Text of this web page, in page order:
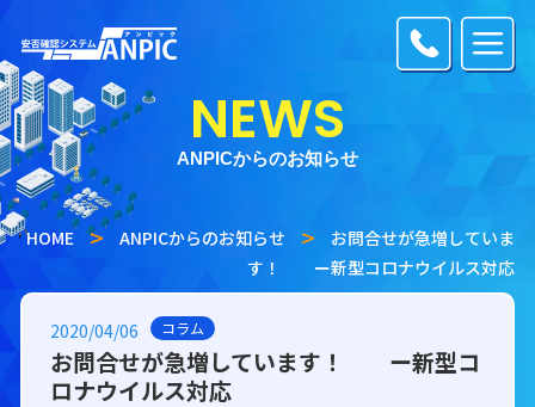
NEWS
ANPICからのお知らせ
HOME ANPICからのお知らせ
お問合せが急増していま
す！ ー新型コロナウイルス対応
2020/04/06 コラム
お問合せが急増しています！ ー新型コ
ロナウイルス対応